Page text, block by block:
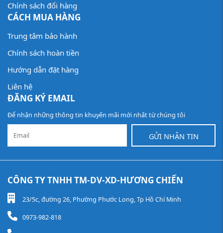
Chính sách đổi hàng
CÁCH MUA HÀNG
Trung tâm bảo hành
Chính sách hoàn tiền
Hướng dẫn đặt hàng
Liên hệ
ĐĂNG KÝ EMAIL
Để nhận những thông tin khuyến mãi mới nhất từ chúng tôi
GỬI NHẬN TIN
CÔNG TY TNHH TM-DV-XD-HƯƠNG CHIẾN
23/5c, đường 26, Phường Phước Long, Tp Hồ Chí Minh
0973-982-818